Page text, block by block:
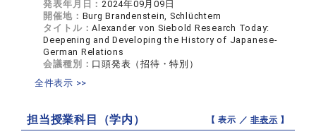
発表年月日：2024年09月09日
開催地： Burg Brandenstein, Schlüchtern
タイトル：Alexander von Siebold Research Today:
Deepening and Developing the History of Japanese-
German Relations
会議種別： 口頭発表（招待・特別）
全件表示 >>
担当授業科目（学内） 【 表示 ／非表示 】